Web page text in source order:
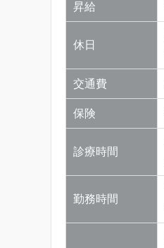
昇給
休日
交通費
保険
診療時間
勤務時間